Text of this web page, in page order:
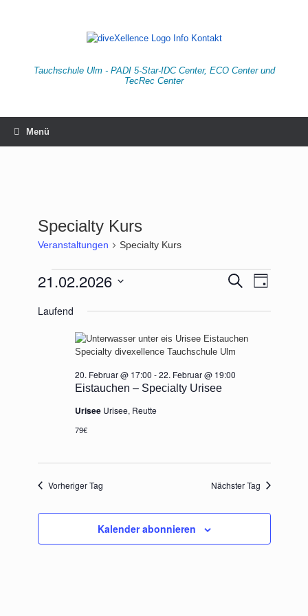
Tauchschule Ulm - PADI 5-Star-IDC Center, ECO Center und
TecRec Center
Menü
Specialty Kurs
Veranstaltungen Specialty Kurs
Veranstaltungen
für
Februar
Veranstaltungen
Suche
Suche
Ansichten-
Tag
21.02.2026
wählen.
Laufend
Eistauchen – Specialty Urisee
20. Februar @ 17:00 -22. Februar @ 19:00
Urisee Urisee, Reutte
79€
Vorheriger Tag Nächster Tag
Kalender abonnieren